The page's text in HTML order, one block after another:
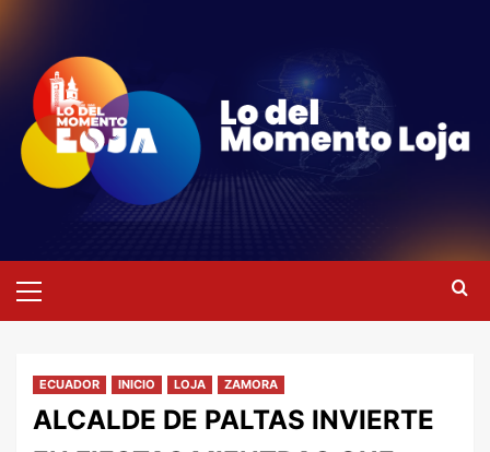
contenido
primario
ECUADOR INICIO LOJA ZAMORA
ALCALDE DE PALTAS INVIERTE